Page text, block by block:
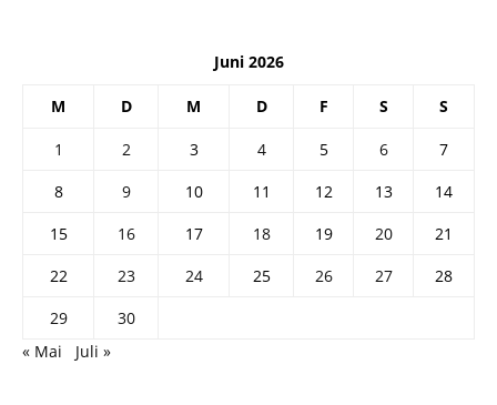
Juni 2026
M D M D F S S
1 2 3 4 5 6
7
8
9 10 11 12 13
14
15
16 17 18 19 20
21
22
23 24 25 26 27
28
29
30
« Mai
Juli »